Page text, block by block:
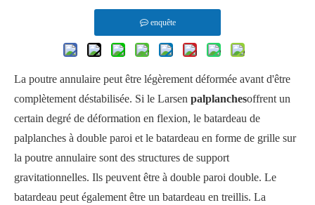
enquête
La poutre annulaire peut être légèrement déformée avant d'être
complètement déstabilisée. Si le Larsen palplanchesoffrent un
certain degré de déformation en flexion, le batardeau de
palplanches à double paroi et le batardeau en forme de grille sur
la poutre annulaire sont des structures de support
gravitationnelles. Ils peuvent être à double paroi double. Le
batardeau peut également être un batardeau en treillis. La